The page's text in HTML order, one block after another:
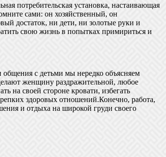
потребительская установка, настаивающая
сами: он хозяйственный, он
достаток, ни дети, ни золотые руки и
свою жизнь в попытках примириться и
с детьми мы нередко объясняем
женщину раздражительной, любое
на своей стороне кровати, избегать
здоровых отношений.Конечно, работа,
и отдыха на широкой груди своего